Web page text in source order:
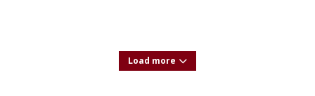
Load more